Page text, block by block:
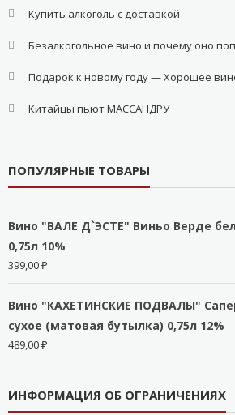
Купить алкоголь с доставкой
Безалкогольное вино и почему оно
Подарок к новому году — Хорошее
Китайцы пьют МАССАНДРУ
ПОПУЛЯРНЫЕ ТОВАРЫ
Вино "ВАЛЕ Д`ЭСТЕ" Виньо Верде
0,75л 10%
399,00₽
Вино "КАХЕТИНСКИЕ ПОДВАЛЫ"
сухое (матовая бутылка) 0,75л 12%
489,00₽
ИНФОРМАЦИЯ ОБ ОГРАНИЧЕНИЯХ